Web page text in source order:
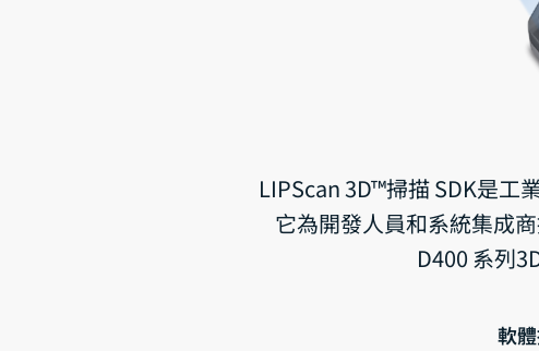
LIPScan 3D™掃描 SDK是工
它為開發人員和系統集成
D400 系列
軟